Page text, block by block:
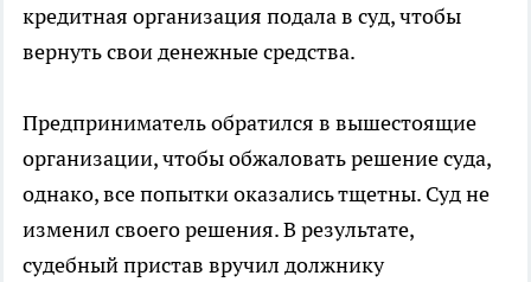
кредитная организация подала в суд, чтобы
вернуть свои денежные средства.
Предприниматель обратился в вышестоящие
организации, чтобы обжаловать решение суда,
однако, все попытки оказались тщетны. Суд не
изменил своего решения. В результате,
судебный пристав вручил должнику